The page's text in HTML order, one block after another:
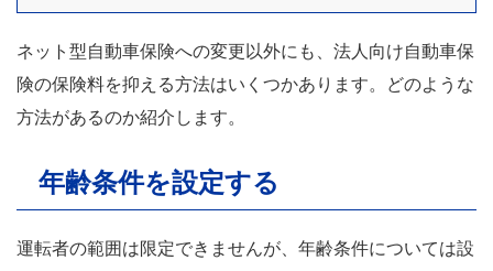
ネット型自動車保険への変更以外にも、法人向け自動車保
険の保険料を抑える方法はいくつかあります。どのような
方法があるのか紹介します。
年齢条件を設定する
運転者の範囲は限定できませんが、年齢条件については設